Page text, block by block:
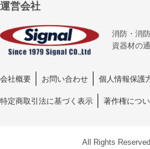
運営会社
消防・消
資器材の
会社概要 お問い合わせ 個人情報保護
特定商取引法に基づく表示 著作権につ
All Rights